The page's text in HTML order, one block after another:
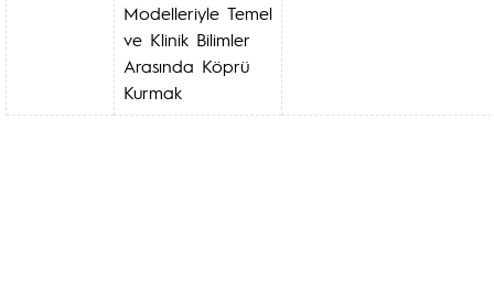
Modelleriyle Temel
ve Klinik Bilimler
Arasında Köprü
Kurmak